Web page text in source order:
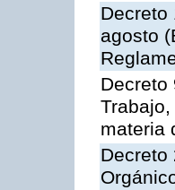
Decreto
agosto
Decreto
materia
Decreto